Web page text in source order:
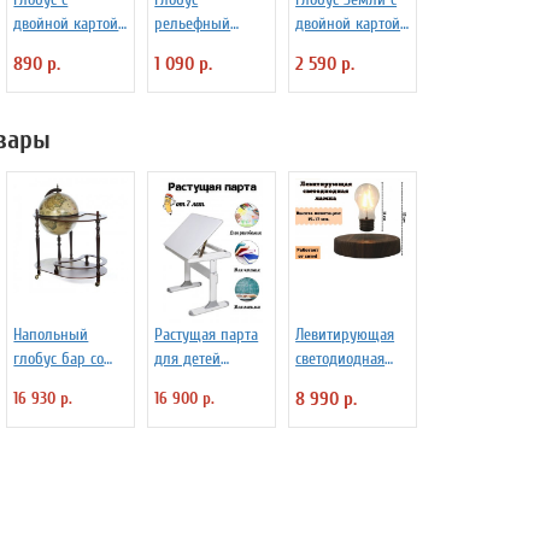
двойной картой
d=21, арт. 0129
890 р.
рельефный
политический с
подсветкой d=25
1 090 р.
двойной картой
d=40 см
2 590 р.
Напольный
глобус бар со
CG40004NN,
d=40 см
16 930 р.
Растущая парта
для детей
16 900 р.
Левитирующая
светодиодная
магнитная,
SIM10-PD
8 990 р.